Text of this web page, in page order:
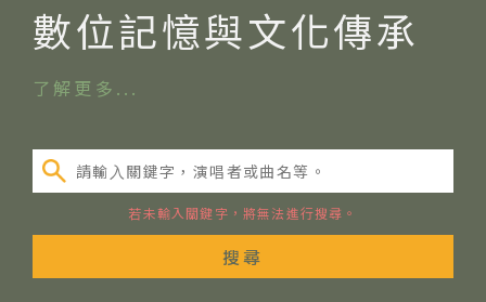
數位記憶與文化傳承
了解更多
請輸⼊關鍵字，演唱者或曲名等。
若未輸入關鍵字，將無法進行搜尋。
搜尋
音樂資料庫
音樂人口述歷史
數位典藏